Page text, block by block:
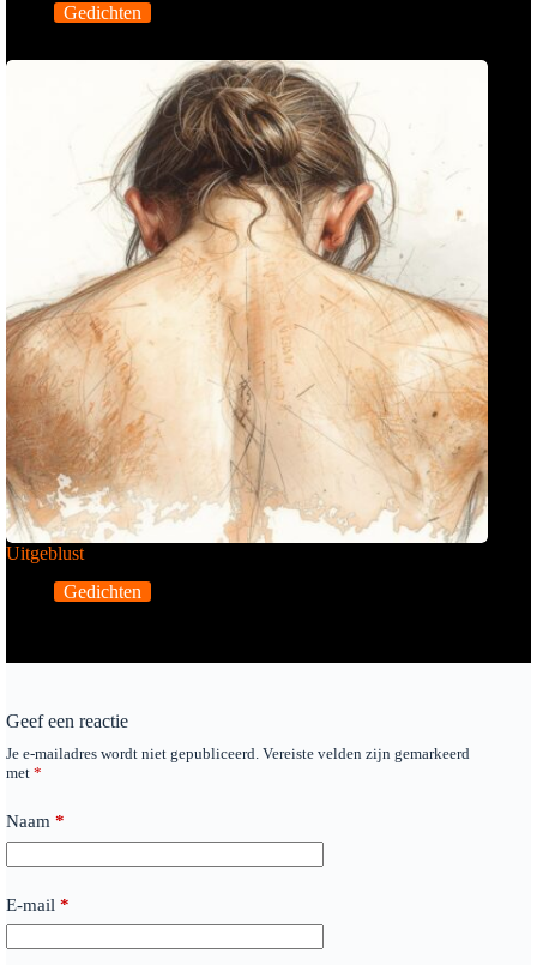
Gedichten
Uitgeblust
Gedichten
Geef een reactie
Je e-mailadres wordt niet gepubliceerd. Vereiste velden zijn gemarkeerd
met *
Naam *
E-mail *